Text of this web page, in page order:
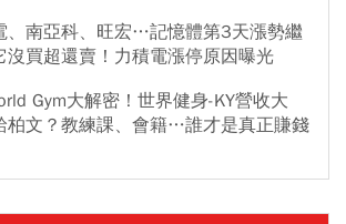
、南亞科、旺宏…記憶體第3天漲勢繼
沒買超還賣！力積電漲停原因曝光
Gym大解密！世界健身-KY營收大
柏文？教練課、會籍…誰才是真正賺錢